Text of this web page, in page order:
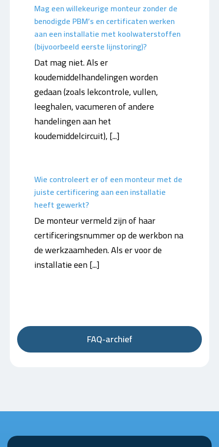
Mag een willekeurige monteur zonder de
benodigde PBM’s en certificaten werken
aan een installatie met koolwaterstoffen
(bijvoorbeeld eerste lijnstoring)?
Dat mag niet. Als er
koudemiddelhandelingen worden
gedaan (zoals lekcontrole, vullen,
leeghalen, vacumeren of andere
handelingen aan het
koudemiddelcircuit), [...]
Wie controleert er of een monteur met de
juiste certificering aan een installatie
heeft gewerkt?
De monteur vermeld zijn of haar
certificeringsnummer op de werkbon na
de werkzaamheden. Als er voor de
installatie een [...]
FAQ-archief